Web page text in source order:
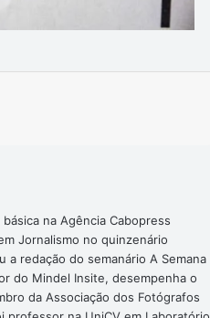
na Agência Cabopress
Jornalismo no quinzenário
a redação do semanário A Semana
do Mindel Insite, desempenha o
da Associação dos Fotógrafos